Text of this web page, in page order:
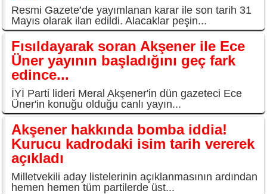
Resmi Gazete’de yayımlanan karar ile son tarih 31
Mayıs olarak ilan edildi. Alacaklar peşin...
Fısıldayarak soran Akşener ile Ece
Üner yayının başladığını geç fark
edince...
İYİ Parti lideri Meral Akşener'in dün gazeteci Ece
Üner'in konuğu olduğu canlı yayın...
Akşener hakkında bomba iddia!
Kurucu kadrodaki isim tarih vererek
açıkladı
Milletvekili aday listelerinin açıklanmasının ardından
hemen hemen tüm partilerde üst...